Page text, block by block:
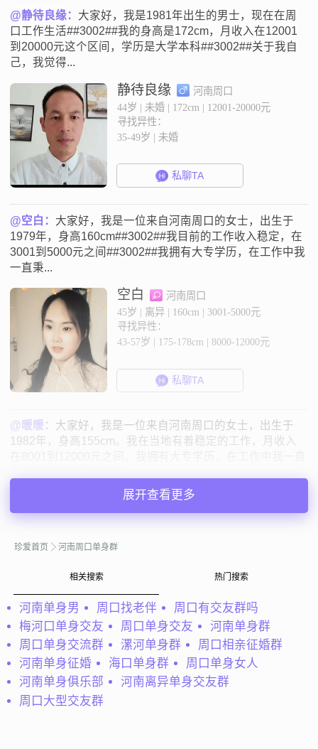
@静待良缘： 大家好，我是1981年出生的男士，现在在周
口工作生活##3002##我的身高是172cm，月收入在12001
到20000元这个区间，学历是大学本科##3002##关于我自
己，我觉得...
静待良缘
河南周口
44岁 | 未婚 | 172cm | 12001-20000元
寻找异性：
35-49岁 | 未婚
私聊TA
@空白： 大家好，我是一位来自河南周口的女士，出生于
1979年，身高160cm##3002##我目前的工作收入稳定，在
3001到5000元之间##3002##我拥有大专学历，在工作中我
一直秉...
空白
河南周口
45岁 | 离异 | 160cm | 3001-5000元
寻找异性：
43-57岁 | 175-178cm | 8000-12000元
私聊TA
@暖暖： 大家好，我是一位来自河南周口的女士，出生于
1982年，身高155cm。我在当地有着稳定的工作，月收入
暖暖
河南周口
43岁 | 离异 | 155cm | 3001-5000元
46-57岁 | 离异 | 5000元以上
@ALLEN：這幾年忙著自己的事業 沒注意到自己的終身大
事 終於事業穩定了 现在就需要一个能让我人生更完整的另
一伴. 我雖然是台灣人 但我已經把我的一切都投入在周口了
自己在周口盖了工厂 投入...
展开查看更多
珍爱首页 河南周口单身群
相关搜索 热门搜索
河南单身男 周口找老伴
周口有交友群吗
梅河口单身交友
周口单身交友
河南单身群
周口单身交流群
漯河单身群
周口相亲征婚群
河南单身征婚
海口单身群
周口单身女人
河南单身俱乐部
河南离异单身交友群
周口大型交友群